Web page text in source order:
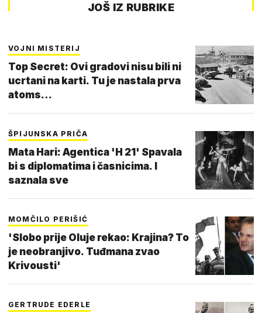
JOŠ IZ RUBRIKE
VOJNI MISTERIJ
Top Secret: Ovi gradovi nisu bili ni
ucrtani na karti. Tu je nastala prva
atoms…
ŠPIJUNSKA PRIČA
Mata Hari: Agentica 'H 21' Spavala
bi s diplomatima i časnicima. I
saznala sve
MOMČILO PERIŠIĆ
'Slobo prije Oluje rekao: Krajina? To
je neobranjivo. Tuđmana zvao
Krivousti'
GERTRUDE EDERLE